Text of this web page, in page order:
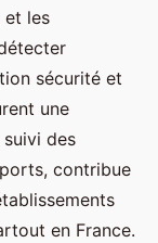
et les
sécurité et
une
des
contribue
en France.